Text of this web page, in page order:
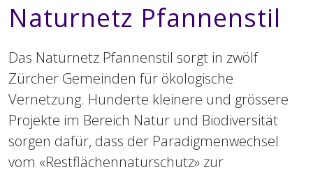
Naturnetz Pfannenstil
Das Naturnetz Pfannenstil sorgt in zwölf
Zürcher Gemeinden für ökologische
Vernetzung. Hunderte kleinere und grössere
Projekte im Bereich Natur und Biodiversität
sorgen dafür, dass der Paradigmenwechsel
vom «Restflächennaturschutz» zur